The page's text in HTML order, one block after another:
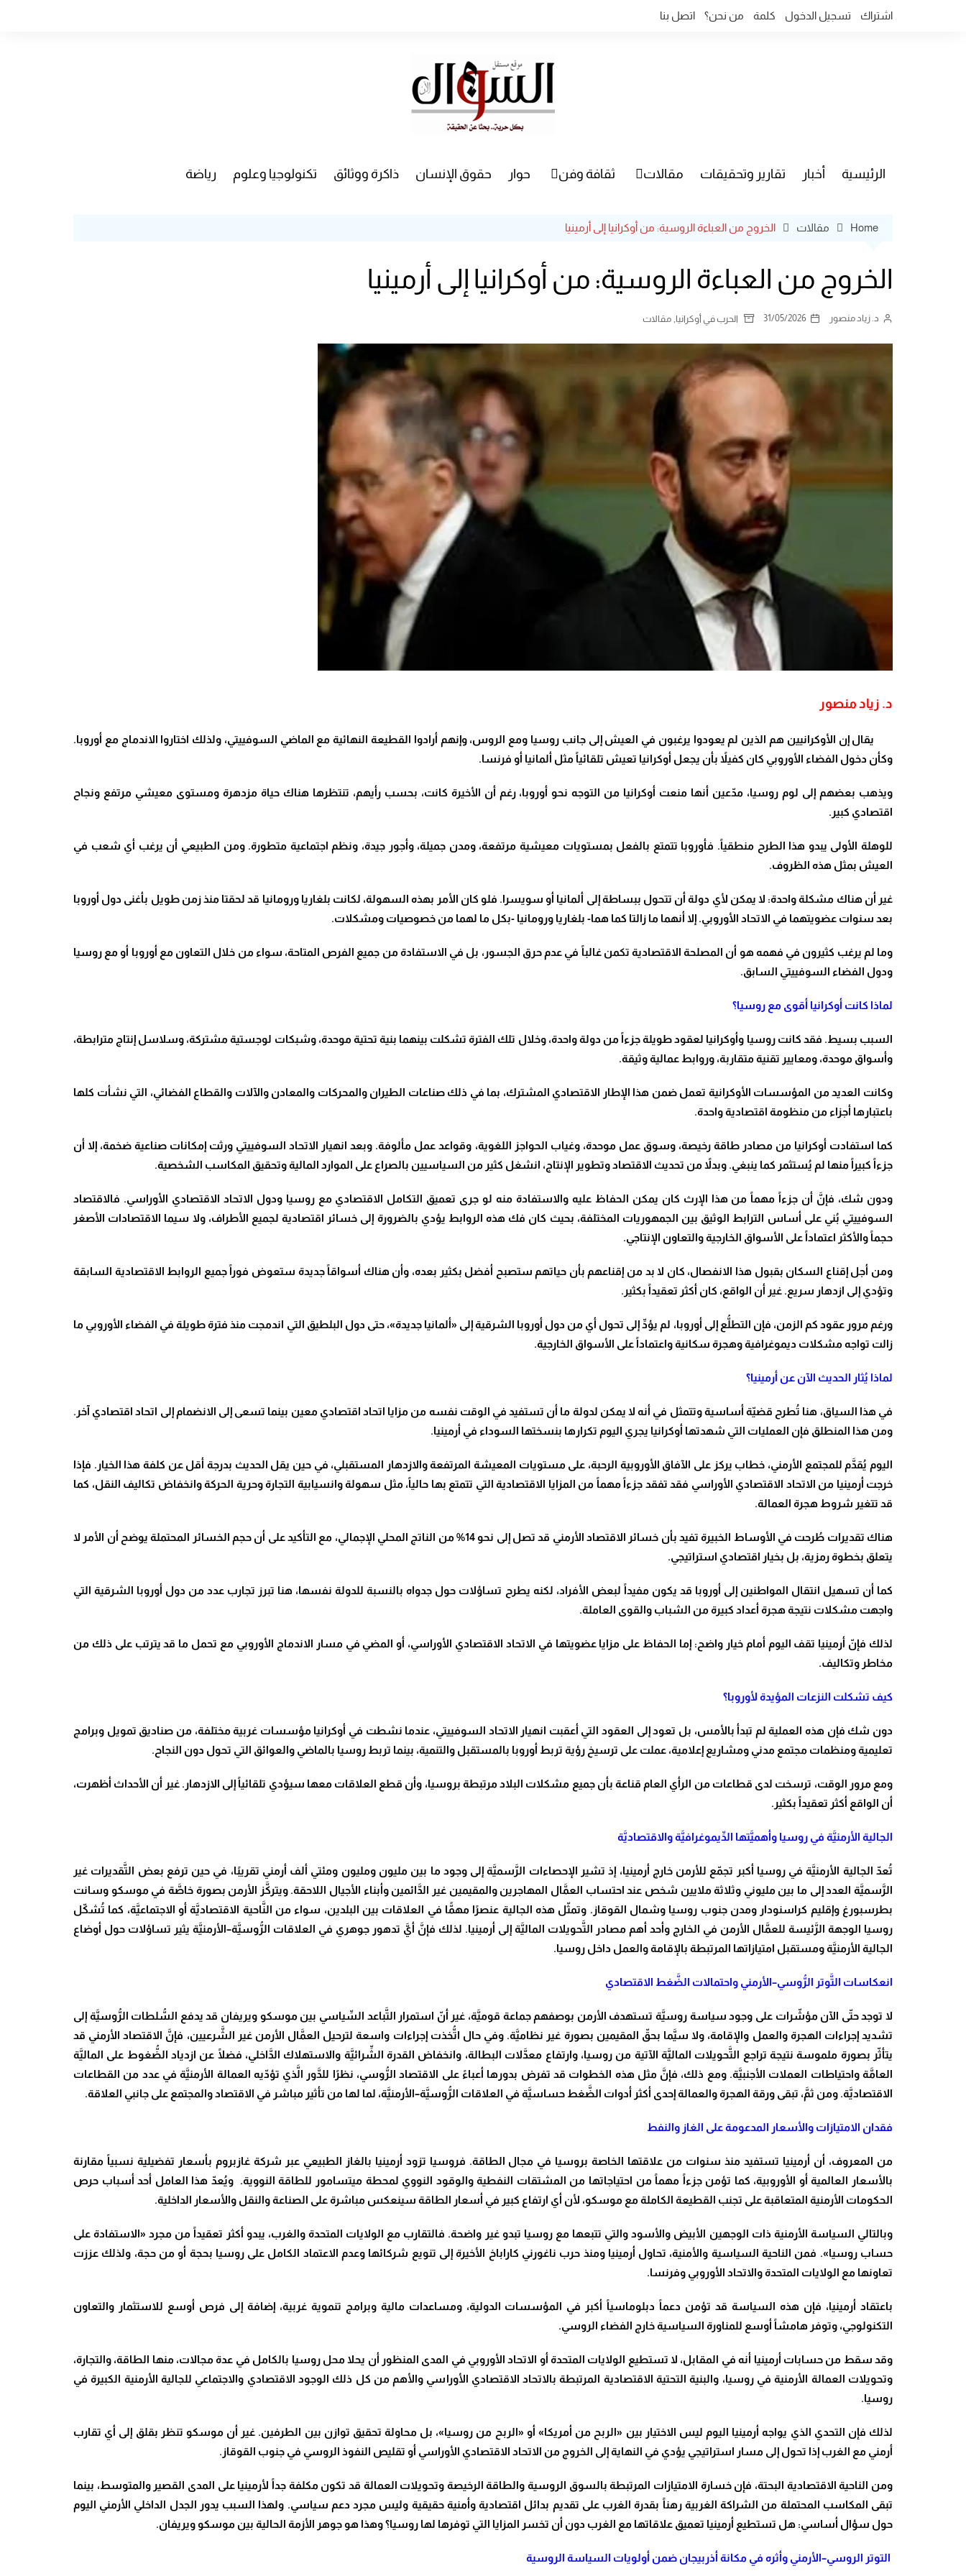
اشتراك تسجيل الدخول كلمة من نحن؟ اتصل بنا
الرئيسية أخبار تقارير وتحقيقات مقالات ثقافة وفن
مسرح
حوار حقوق الإنسان ذاكرة ووثائق تكنولوجيا وعلوم رياضة
Home مقالات الخروج من العباءة الروسية: من أوكرانيا إلى أرمينيا
الخروج من العباءة الروسية: من أوكرانيا إلى أرمينيا
د. زياد منصور 31/05/2026 الحرب في أوكرانيا مقالات
د. زياد منصور
يقال إن الأوكرانيين هم الذين لم يعودوا يرغبون في العيش إلى جانب روسيا ومع الروس، وإنهم أرادوا القطيعة النهائية مع الماضي السوفييتي، ولذلك اختاروا الاندماج مع أوروبا.
وكأن دخول الفضاء الأوروبي كان كفيلاً بأن يجعل أوكرانيا تعيش تلقائياً مثل ألمانيا أو فرنسا.
ويذهب بعضهم إلى لوم روسيا، مدّعين أنها منعت أوكرانيا من التوجه نحو أوروبا، رغم أن الأخيرة كانت، بحسب رأيهم، تنتظرها هناك حياة مزدهرة ومستوى معيشي مرتفع ونجاح
اقتصادي كبير.
للوهلة الأولى يبدو هذا الطرح منطقياً. فأوروبا تتمتع بالفعل بمستويات معيشية مرتفعة، ومدن جميلة، وأجور جيدة، ونظم اجتماعية متطورة. ومن الطبيعي أن يرغب أي شعب في
العيش بمثل هذه الظروف.
غير أن هناك مشكلة واحدة: لا يمكن لأي دولة أن تتحول ببساطة إلى ألمانيا أو سويسرا. فلو كان الأمر بهذه السهولة، لكانت بلغاريا ورومانيا قد لحقتا منذ زمن طويل بأغنى دول أوروبا
بعد سنوات عضويتهما في الاتحاد الأوروبي. إلا أنهما ما زالتا كما هما- بلغاريا ورومانيا -بكل ما لهما من خصوصيات ومشكلات.
وما لم يرغب كثيرون في فهمه هو أن المصلحة الاقتصادية تكمن غالباً في عدم حرق الجسور، بل في الاستفادة من جميع الفرص المتاحة، سواء من خلال التعاون مع أوروبا أو مع روسيا
ودول الفضاء السوفييتي السابق.
لماذا كانت أوكرانيا أقوى مع روسيا؟
السبب بسيط. فقد كانت روسيا وأوكرانيا لعقود طويلة جزءاً من دولة واحدة، وخلال تلك الفترة تشكلت بينهما بنية تحتية موحدة، وشبكات لوجستية مشتركة، وسلاسل إنتاج مترابطة،
وأسواق موحدة، ومعايير تقنية متقاربة، وروابط عمالية وثيقة.
وكانت العديد من المؤسسات الأوكرانية تعمل ضمن هذا الإطار الاقتصادي المشترك، بما في ذلك صناعات الطيران والمحركات والمعادن والآلات والقطاع الفضائي، التي نشأت كلها
باعتبارها أجزاء من منظومة اقتصادية واحدة.
كما استفادت أوكرانيا من مصادر طاقة رخيصة، وسوق عمل موحدة، وغياب الحواجز اللغوية، وقواعد عمل مألوفة. وبعد انهيار الاتحاد السوفييتي ورثت إمكانات صناعية ضخمة، إلا أن
جزءاً كبيراً منها لم يُستثمر كما ينبغي. وبدلاً من تحديث الاقتصاد وتطوير الإنتاج، انشغل كثير من السياسيين بالصراع على الموارد المالية وتحقيق المكاسب الشخصية.
ودون شك، فإنَّ أن جزءاً مهماً من هذا الإرث كان يمكن الحفاظ عليه والاستفادة منه لو جرى تعميق التكامل الاقتصادي مع روسيا ودول الاتحاد الاقتصادي الأوراسي. فالاقتصاد
السوفييتي بُني على أساس الترابط الوثيق بين الجمهوريات المختلفة، بحيث كان فك هذه الروابط يؤدي بالضرورة إلى خسائر اقتصادية لجميع الأطراف، ولا سيما الاقتصادات الأصغر
حجماً والأكثر اعتماداً على الأسواق الخارجية والتعاون الإنتاجي.
ومن أجل إقناع السكان بقبول هذا الانفصال، كان لا بد من إقناعهم بأن حياتهم ستصبح أفضل بكثير بعده، وأن هناك أسواقاً جديدة ستعوض فوراً جميع الروابط الاقتصادية السابقة
وتؤدي إلى ازدهار سريع. غير أن الواقع، كان أكثر تعقيداً بكثير.
ورغم مرور عقود كم الزمن، فإن التطلُّع إلى أوروبا، لم يؤدِّ إلى تحول أي من دول أوروبا الشرقية إلى «ألمانيا جديدة»، حتى دول البلطيق التي اندمجت منذ فترة طويلة في الفضاء الأوروبي ما
زالت تواجه مشكلات ديموغرافية وهجرة سكانية واعتماداً على الأسواق الخارجية.
لماذا يُثار الحديث الآن عن أرمينيا؟
في هذا السياق، هنا تُطرح قضيّة أساسية وتتمثل في أنه لا يمكن لدولة ما أن تستفيد في الوقت نفسه من مزايا اتحاد اقتصادي معين بينما تسعى إلى الانضمام إلى اتحاد اقتصادي آخر.
ومن هذا المنطلق فإن العمليات التي شهدتها أوكرانيا يجري اليوم تكرارها بنسختها السوداء في أرمينيا.
اليوم يُقدَّم للمجتمع الأرمني، خطاب يركز على الآفاق الأوروبية الرحبة، على مستويات المعيشة المرتفعة والازدهار المستقبلي، في حين يقل الحديث بدرجة أقل عن كلفة هذا الخيار. فإذا
خرجت أرمينيا من الاتحاد الاقتصادي الأوراسي فقد تفقد جزءاً مهماً من المزايا الاقتصادية التي تتمتع بها حالياً، مثل سهولة وانسيابية التجارة وحرية الحركة وانخفاض تكاليف النقل، كما
قد تتغير شروط هجرة العمالة.
هناك تقديرات طُرحت في الأوساط الخبيرة تفيد بأن خسائر الاقتصاد الأرمني قد تصل إلى نحو 14% من الناتج المحلي الإجمالي، مع التأكيد على أن حجم الخسائر المحتملة يوضح أن الأمر لا
يتعلق بخطوة رمزية، بل بخيار اقتصادي استراتيجي.
كما أن تسهيل انتقال المواطنين إلى أوروبا قد يكون مفيداً لبعض الأفراد، لكنه يطرح تساؤلات حول جدواه بالنسبة للدولة نفسها، هنا تبرز تجارب عدد من دول أوروبا الشرقية التي
واجهت مشكلات نتيجة هجرة أعداد كبيرة من الشباب والقوى العاملة.
لذلك فإنّ أرمينيا تقف اليوم أمام خيار واضح: إما الحفاظ على مزايا عضويتها في الاتحاد الاقتصادي الأوراسي، أو المضي في مسار الاندماج الأوروبي مع تحمل ما قد يترتب على ذلك من
مخاطر وتكاليف.
كيف تشكلت النزعات المؤيدة لأوروبا؟
دون شك فإن هذه العملية لم تبدأ بالأمس، بل تعود إلى العقود التي أعقبت انهيار الاتحاد السوفييتي، عندما نشطت في أوكرانيا مؤسسات غربية مختلفة، من صناديق تمويل وبرامج
تعليمية ومنظمات مجتمع مدني ومشاريع إعلامية، عملت على ترسيخ رؤية تربط أوروبا بالمستقبل والتنمية، بينما تربط روسيا بالماضي والعوائق التي تحول دون النجاح.
ومع مرور الوقت، ترسخت لدى قطاعات من الرأي العام قناعة بأن جميع مشكلات البلاد مرتبطة بروسيا، وأن قطع العلاقات معها سيؤدي تلقائياً إلى الازدهار. غير أن الأحداث أظهرت،
أن الواقع أكثر تعقيداً بكثير.
الجالية الأرمنيَّة في روسيا وأهميَّتها الدِّيموغرافيَّة والاقتصاديَّة
تُعدّ الجالية الأرمنيَّة في روسيا أكبر تجمّع للأرمن خارج أرمينيا، إذ تشير الإحصاءات الرَّسميَّة إلى وجود ما بين مليون ومليون ومئتي ألف أرمني تقريبًا، في حين ترفع بعض التَّقديرات غير
الرَّسميَّة العدد إلى ما بين مليوني وثلاثة ملايين شخص عند احتساب العمَّال المهاجرين والمقيمين غير الدَّائمين وأبناء الأجيال اللاحقة. ويتركَّز الأرمن بصورة خاصَّة في موسكو وسانت
بطرسبورغ وإقليم كراسنودار ومدن جنوب روسيا وشمال القوقاز. وتمثّل هذه الجالية عنصرًا مهمًّا في العلاقات بين البلدين، سواء من النَّاحية الاقتصاديَّة أو الاجتماعيَّة، كما تُشكّل
روسيا الوجهة الرَّئيسة للعمَّال الأرمن في الخارج وأحد أهم مصادر التَّحويلات الماليَّة إلى أرمينيا. لذلك فإنَّ أيَّ تدهور جوهري في العلاقات الرُّوسيَّة–الأرمنيَّة يثير تساؤلات حول أوضاع
الجالية الأرمنيَّة ومستقبل امتيازاتها المرتبطة بالإقامة والعمل داخل روسيا.
انعكاسات التَّوتر الرُّوسي–الأرمني واحتمالات الضَّغط الاقتصادي
لا توجد حتّى الآن مؤشّرات على وجود سياسة روسيَّة تستهدف الأرمن بوصفهم جماعة قوميَّة، غير أنّ استمرار التَّباعد السِّياسي بين موسكو ويريفان قد يدفع السُّلطات الرُّوسيَّة إلى
تشديد إجراءات الهجرة والعمل والإقامة، ولا سيَّما بحقّ المقيمين بصورة غير نظاميَّة. وفي حال اتُّخذت إجراءات واسعة لترحيل العمَّال الأرمن غير الشَّرعيين، فإنَّ الاقتصاد الأرمني قد
يتأثّر بصورة ملموسة نتيجة تراجع التَّحويلات الماليَّة الآتية من روسيا، وارتفاع معدَّلات البطالة، وانخفاض القدرة الشِّرائيَّة والاستهلاك الدَّاخلي، فضلًا عن ازدياد الضُّغوط على الماليَّة
العامَّة واحتياطات العملات الأجنبيَّة. ومع ذلك، فإنَّ مثل هذه الخطوات قد تفرض بدورها أعباءً على الاقتصاد الرُّوسي، نظرًا للدَّور الَّذي تؤدّيه العمالة الأرمنيَّة في عدد من القطاعات
الاقتصاديَّة. ومن ثمَّ، تبقى ورقة الهجرة والعمالة إحدى أكثر أدوات الضَّغط حساسيَّة في العلاقات الرُّوسيَّة–الأرمنيَّة، لما لها من تأثير مباشر في الاقتصاد والمجتمع على جانبي العلاقة.
فقدان الامتيازات والأسعار المدعومة على الغاز والنفط
من المعروف، أن أرمينيا تستفيد منذ سنوات من علاقتها الخاصة بروسيا في مجال الطاقة. فروسيا تزود أرمينيا بالغاز الطبيعي عبر شركة غازبروم بأسعار تفضيلية نسبياً مقارنة
بالأسعار العالمية أو الأوروبية، كما تؤمن جزءاً مهماً من احتياجاتها من المشتقات النفطية والوقود النووي لمحطة ميتسامور للطاقة النووية. ويُعدّ هذا العامل أحد أسباب حرص
الحكومات الأرمنية المتعاقبة على تجنب القطيعة الكاملة مع موسكو، لأن أي ارتفاع كبير في أسعار الطاقة سينعكس مباشرة على الصناعة والنقل والأسعار الداخلية.
وبالتالي السياسة الأرمنية ذات الوجهين الأبيض والأسود والتي تتبعها مع روسيا تبدو غير واضحة. فالتقارب مع الولايات المتحدة والغرب، يبدو أكثر تعقيداً من مجرد «الاستفادة على
حساب روسيا». فمن الناحية السياسية والأمنية، تحاول أرمينيا ومنذ حرب ناغورني كاراباخ الأخيرة إلى تنويع شركائها وعدم الاعتماد الكامل على روسيا بحجة أو من حجة، ولذلك عززت
تعاونها مع الولايات المتحدة والاتحاد الأوروبي وفرنسا.
باعتقاد أرمينيا، فإن هذه السياسة قد تؤمن دعماً دبلوماسياً أكبر في المؤسسات الدولية، ومساعدات مالية وبرامج تنموية غربية، إضافة إلى فرص أوسع للاستثمار والتعاون
التكنولوجي، وتوفر هامشاً أوسع للمناورة السياسية خارج الفضاء الروسي.
وقد سقط من حسابات أرمينيا أنه في المقابل، لا تستطيع الولايات المتحدة أو الاتحاد الأوروبي في المدى المنظور أن يحلا محل روسيا بالكامل في عدة مجالات، منها الطاقة، والتجارة،
وتحويلات العمالة الأرمنية في روسيا، والبنية التحتية الاقتصادية المرتبطة بالاتحاد الاقتصادي الأوراسي والأهم من كل ذلك الوجود الاقتصادي والاجتماعي للجالية الأرمنية الكبيرة في
روسيا.
لذلك فإن التحدي الذي يواجه أرمينيا اليوم ليس الاختيار بين «الربح من أمريكا» أو «الربح من روسيا»، بل محاولة تحقيق توازن بين الطرفين. غير أن موسكو تنظر بقلق إلى أي تقارب
أرمني مع الغرب إذا تحول إلى مسار استراتيجي يؤدي في النهاية إلى الخروج من الاتحاد الاقتصادي الأوراسي أو تقليص النفوذ الروسي في جنوب القوقاز.
ومن الناحية الاقتصادية البحتة، فإن خسارة الامتيازات المرتبطة بالسوق الروسية والطاقة الرخيصة وتحويلات العمالة قد تكون مكلفة جداً لأرمينيا على المدى القصير والمتوسط، بينما
تبقى المكاسب المحتملة من الشراكة الغربية رهناً بقدرة الغرب على تقديم بدائل اقتصادية وأمنية حقيقية وليس مجرد دعم سياسي. ولهذا السبب يدور الجدل الداخلي الأرمني اليوم
حول سؤال أساسي: هل تستطيع أرمينيا تعميق علاقاتها مع الغرب دون أن تخسر المزايا التي توفرها لها روسيا؟ وهذا هو جوهر الأزمة الحالية بين موسكو ويريفان.
التوتر الروسي–الأرمني وأثره في مكانة أذربيجان ضمن أولويات السياسة الروسية